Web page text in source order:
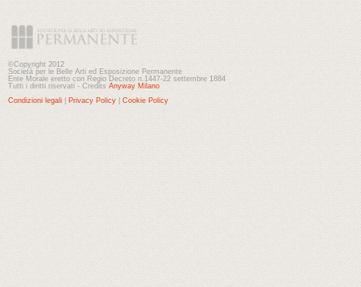
©Copyright 2012
Società per le Belle Arti ed Esposizione Permanente
Ente Morale eretto con Regio Decreto n.1447-22 settembre 1884
Tutti i diritti riservati - Credits Anyway Milano
Condizioni legali
Privacy Policy Cookie Policy